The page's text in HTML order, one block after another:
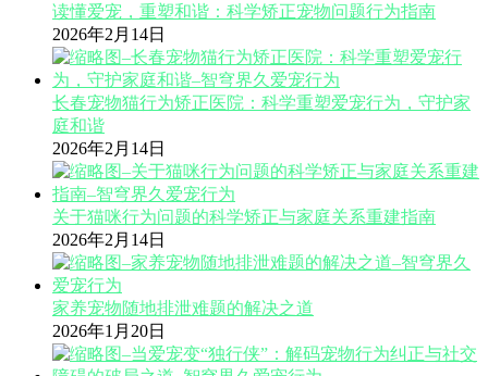
读懂爱宠，重塑和谐：科学矫正宠物问题行为指南
2026年2月14日
长春宠物猫行为矫正医院：科学重塑爱宠行为，守护家
庭和谐
2026年2月14日
关于猫咪行为问题的科学矫正与家庭关系重建指南
2026年2月14日
家养宠物随地排泄难题的解决之道
2026年1月20日